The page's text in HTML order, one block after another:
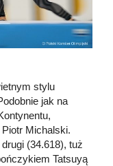
stylu
jak na
Michalski.
(34.618), tuż
Tatsuyą